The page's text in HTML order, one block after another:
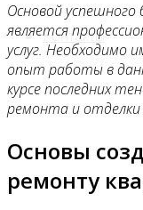
Контакты
Основой
является
услуг.
опыт работы в
курсе последних
ремонта и отделки
Основы
ремонту